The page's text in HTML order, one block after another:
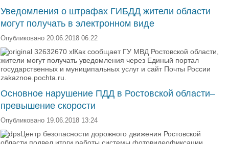
Уведомления о штрафах ГИБДД жители области
могут получать в электронном виде
Опубликовано 20.06.2018 06:22
Как сообщает ГУ МВД Ростовской области,
жители могут получать уведомления через Единый портал
государственных и муниципальных услуг и сайт Почты России
zakaznoe.pochta.ru.
Основное нарушение ПДД в Ростовской области–
превышение скорости
Опубликовано 19.06.2018 13:24
Центр безопасности дорожного движения Ростовской